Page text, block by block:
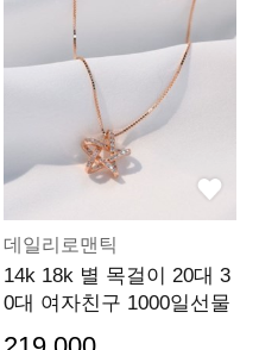
데일리로맨틱
14k 18k 별 목걸이 20대 3
0대 여자친구 1000일선물